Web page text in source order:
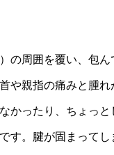
の周囲を覆い、包
や親指の痛みと腫れ
かったり、ちょっと
す。腱が固まって